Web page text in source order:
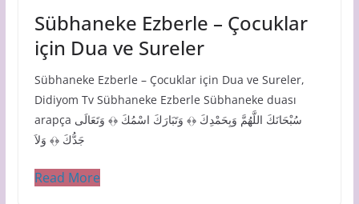
Sübhaneke Ezberle – Çocuklar
için Dua ve Sureler
Sübhaneke Ezberle – Çocuklar için Dua ve Sureler,
Didiyom Tv Sübhaneke Ezberle Sübhaneke duası
arapça سُبْحَانَكَ اللَّهُمَّ وَبِحَمْدِكَ ﴿﴾ وَتَبَارَكَ اسْمُكَ ﴿﴾ وَتَعَالَى
جَدُّكَ ﴿﴾ وَلاَ
Read More